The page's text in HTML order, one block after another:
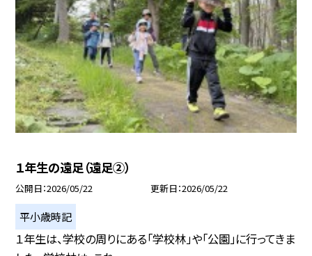
１年生の遠足（遠足②）
公開日 2026/05/22 更新日 2026/05/22
平小歳時記
１年生は、学校の周りにある「学校林」や「公園」に行ってきま